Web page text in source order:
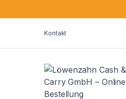
Kontakt